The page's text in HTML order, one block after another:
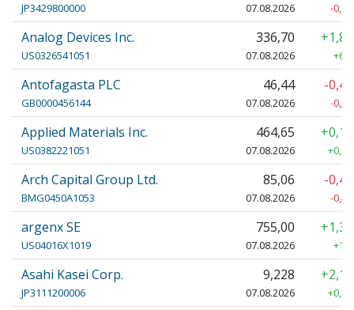
JP3429800000 07.08.2026 -
Analog Devices Inc.
US0326541051
336,70
07.08.2026
Antofagasta PLC
GB0000456144
46,44
07.08.2026
-
-
Applied Materials Inc.
US0382221051
464,65
07.08.2026
Arch Capital Group Ltd.
BMG0450A1053
85,06
07.08.2026
-
-
argenx SE
US04016X1019
755,00
07.08.2026
Asahi Kasei Corp.
JP3111200006
9,228
07.08.2026